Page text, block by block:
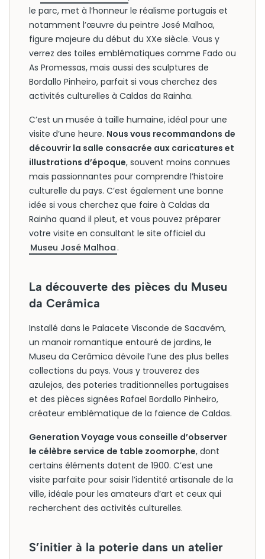
le parc, met à l’honneur le réalisme portugais et
notamment l’œuvre du peintre José Malhoa,
figure majeure du début du XXe siècle. Vous y
verrez des toiles emblématiques comme Fado ou
As Promessas, mais aussi des sculptures de
Bordallo Pinheiro, parfait si vous cherchez des
activités culturelles à Caldas da Rainha.
C’est un musée à taille humaine, idéal pour une
visite d’une heure. Nous vous recommandons de
découvrir la salle consacrée aux caricatures et
illustrations d’époque, souvent moins connues
mais passionnantes pour comprendre l’histoire
culturelle du pays. C’est également une bonne
idée si vous cherchez que faire à Caldas da
Rainha quand il pleut, et vous pouvez préparer
votre visite en consultant le site officiel du
Museu José Malhoa .
La découverte des pièces du Museu
da Cerâmica
Installé dans le Palacete Visconde de Sacavém,
un manoir romantique entouré de jardins, le
Museu da Cerâmica dévoile l’une des plus belles
collections du pays. Vous y trouverez des
azulejos, des poteries traditionnelles portugaises
et des pièces signées Rafael Bordallo Pinheiro,
créateur emblématique de la faïence de Caldas.
Generation Voyage vous conseille d’observer
le célèbre service de table zoomorphe, dont
certains éléments datent de 1900. C’est une
visite parfaite pour saisir l’identité artisanale de la
ville, idéale pour les amateurs d’art et ceux qui
recherchent des activités culturelles.
S’initier à la poterie dans un atelier